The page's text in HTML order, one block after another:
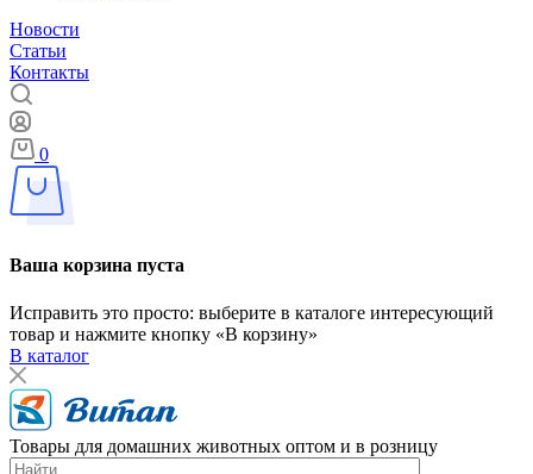
Новости
Статьи
Контакты
0
Ваша корзина пуста
Исправить это просто: выберите в каталоге интересующий
товар и нажмите кнопку «В корзину»
В каталог
Товары для домашних животных оптом и в розницу